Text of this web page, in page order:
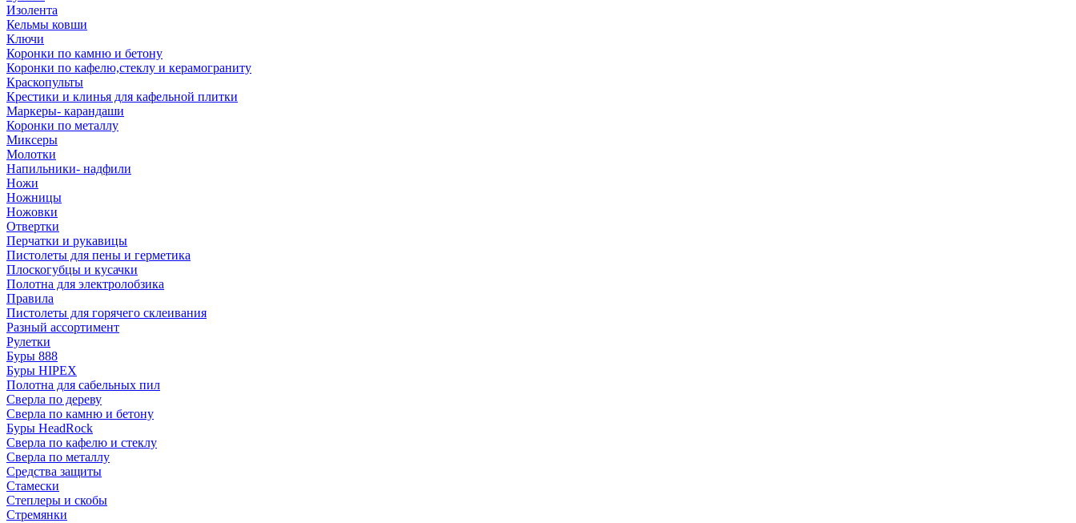
Изолента
Кельмы ковши
Ключи
Коронки по камню и бетону
Коронки по кафелю,стеклу и керамограниту
Краскопульты
Крестики и клинья для кафельной плитки
Маркеры- карандаши
Коронки по металлу
Миксеры
Молотки
Напильники- надфили
Ножи
Ножницы
Ножовки
Отвертки
Перчатки и рукавицы
Пистолеты для пены и герметика
Плоскогубцы и кусачки
Полотна для электролобзика
Правила
Пистолеты для горячего склеивания
Разный ассортимент
Рулетки
Буры 888
Буры HIPEX
Полотна для сабельных пил
Сверла по дереву
Сверла по камню и бетону
Буры HeadRock
Сверла по кафелю и стеклу
Сверла по металлу
Средства защиты
Стамески
Степлеры и скобы
Стремянки